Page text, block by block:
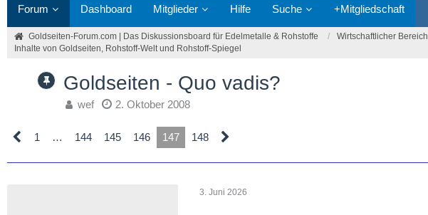
Forum Dashboard Mitglieder Hilfe Suche +Mitgliedschaft
Goldseiten-Forum.com | Das Diskussionsboard für Edelmetalle & Rohstoffe
Wirtschaftlicher Bereich
Inhalte von Goldseiten, Rohstoff-Welt und Rohstoff-Spiegel
Goldseiten - Quo vadis?
wef 2. Oktober 2008
1 … 144 145 146 147 148
3. Juni 2026